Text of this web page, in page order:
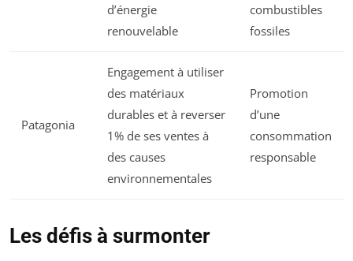
d’énergie
renouvelable
combustibles
fossiles
Patagonia
Engagement à utiliser
des matériaux
durables et à reverser
1% de ses ventes à
des causes
environnementales
Promotion
d’une
consommation
responsable
Les défis à surmonter